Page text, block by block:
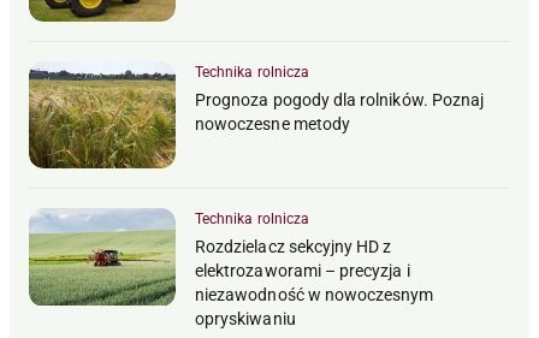
Technika rolnicza
Prognoza pogody dla rolników. Poznaj
nowoczesne metody
Technika rolnicza
Rozdzielacz sekcyjny HD z
elektrozaworami – precyzja i
niezawodność w nowoczesnym
opryskiwaniu